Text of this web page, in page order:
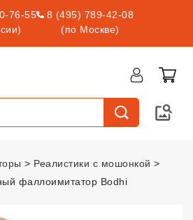
76-55
8 (495) 789-42-08
(по Москве)
Реалистики с мошонкой
фаллоимитатор Bodhi